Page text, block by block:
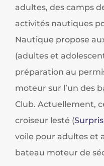
adultes, des camps
activités nautiques
Nautique propose
(adultes et
préparation au
moteur sur l’un des
Club. Actuellement,
croiseur lesté (
voile pour adultes et
bateau moteur de